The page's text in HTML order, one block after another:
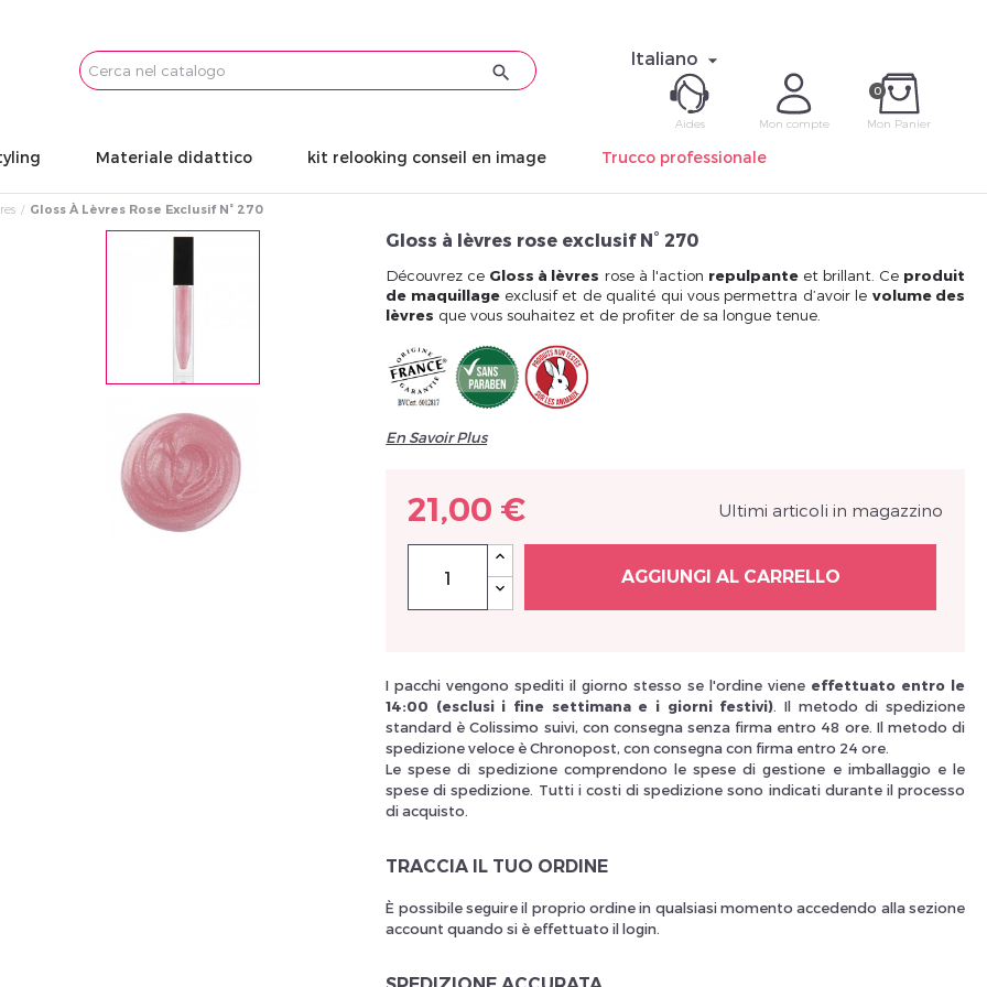

Italiano 
0
Mon Panier
Mon compte
Email
Nouveau
Des
Aides
Materiale didattico kit relooking conseil en image Trucco professionale
Gloss À Lèvres Rose Exclusif N° 270
Gloss à lèvres rose exclusif N° 270
Découvrez ce Gloss à lèvres rose à l'action repulpanteet brillant. Ce produit
de maquillageexclusif et de qualité qui vous permettra d’avoir le volume des
lèvres que vous souhaitez et de profiter de sa longue tenue.
En Savoir Plus
21,00 € Ultimi articoli in magazzino
AGGIUNGI AL CARRELLO
I pacchi vengono spediti il giorno stesso se l'ordine viene effettuato entro le
14:00 (esclusi i fine settimana e i giorni festivi) . Il metodo di spedizione
standard è Colissimo suivi, con consegna senza firma entro 48 ore. Il metodo di
spedizione veloce è Chronopost, con consegna con firma entro 24 ore.
Le spese di spedizione comprendono le spese di gestione e imballaggio e le
spese di spedizione. Tutti i costi di spedizione sono indicati durante il processo
di acquisto.
TRACCIA IL TUO ORDINE
È possibile seguire il proprio ordine in qualsiasi momento accedendo alla sezione
account quando si è effettuato il login.